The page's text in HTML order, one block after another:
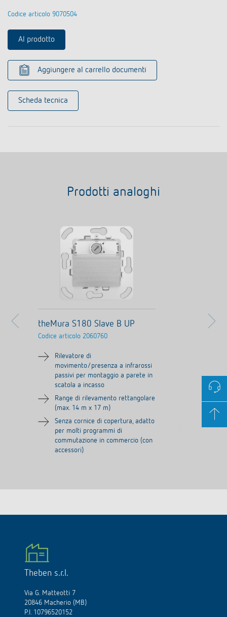
Codice articolo 9070504
Al prodotto
Aggiungere al carrello documenti
Scheda tecnica
Prodotti analoghi
theMura S180 Slave B UP
Codice articolo 2060760
Rilevatore di
movimento/presenza a infrarossi
passivi per montaggio a parete in
scatola a incasso
Range di rilevamento rettangolare
(max. 14 m x 17 m)
Senza cornice di copertura, adatto
per molti programmi di
commutazione in commercio (con
accessori)
Theben s.r.l.
Via G. Matteotti 7
20846 Macherio (MB)
P.I. 10796520152